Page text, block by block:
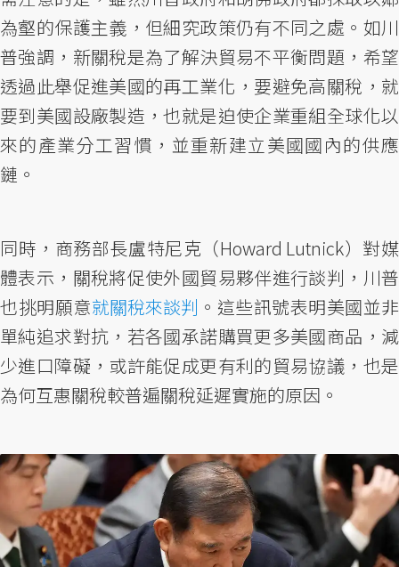
為壑的保護主義，但細究政策仍有不同之處。如川
普強調，新關稅是為了解決貿易不平衡問題，希望
透過此舉促進美國的再工業化，要避免高關稅，就
要到美國設廠製造，也就是迫使企業重組全球化以
來的產業分工習慣，並重新建立美國國內的供應
鏈。
同時，商務部長盧特尼克（Howard Lutnick）對媒
體表示，關稅將促使外國貿易夥伴進行談判，川普
也挑明願意就關稅來談判 。這些訊號表明美國並非
單純追求對抗，若各國承諾購買更多美國商品，減
少進口障礙，或許能促成更有利的貿易協議，也是
為何互惠關稅較普遍關稅延遲實施的原因。